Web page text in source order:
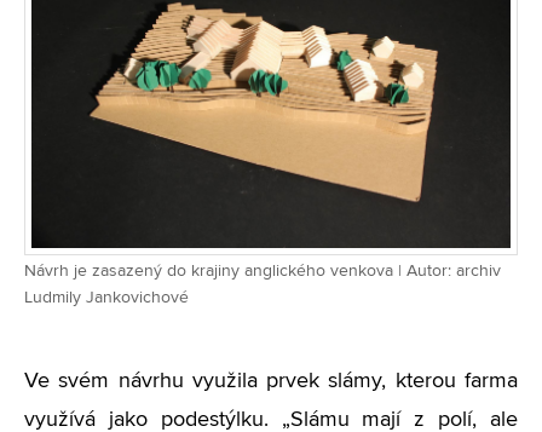
Návrh je zasazený do krajiny anglického venkova | Autor: archiv
Ludmily Jankovichové
Ve svém návrhu využila prvek slámy, kterou farma
využívá jako podestýlku. „Slámu mají z polí, ale